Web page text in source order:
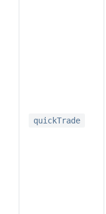
quickTrade